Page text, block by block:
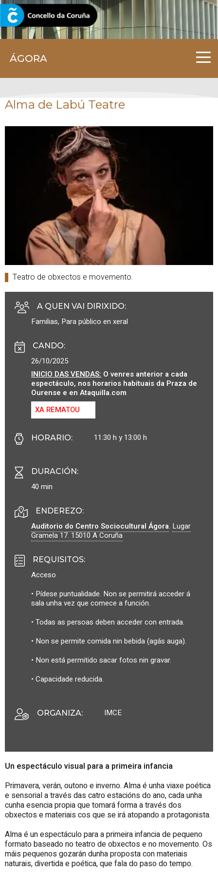
ÁGORA
CORUNA.GAL
Alma de Labú Teatre
Teatro de obxectos e movemento.
A QUEN VAI DIRIXIDO:
Familias, Para público en xeral
CANDO:
26/10/2025
INICIO DAS VENDAS: O venres anterior a cada
espectáculo, nos horarios habituais da Praza de
Ourense e en Ataquilla.com
XA REMATOU
HORARIO: 11:30 h y 13:00 h
DURACIÓN:
40 min
ENDEREZO:
Auditorio do Centro Sociocultural Ágora. Lugar
Gramela 17.15010A Coruña
REQUISITOS:
Acceso
• Pídese puntualidade. Non se permitirá acceder á
sala unha vez que comece a función.
• Todas as persoas deben acceder con entrada.
• Non se permite comida nin bebida (agás auga).
• Non está permitido sacar fotos nin gravar.
• Capacidade reducida.
ORGANIZA: IMCE
Un espectáculo visual para a primeira infancia
Primavera, verán, outono e inverno. Alma é unha viaxe poética
e sensorial a través das catro estacións do ano, cada unha
cunha esencia propia que tomará forma a través dos
obxectos e materiais cos que se irá atopando a protagonista.
Alma é un espectáculo para a primeira infancia de pequeno
formato baseado no teatro de obxectos e no movemento. Os
máis pequenos gozarán dunha proposta con materiais
naturais, divertida e poética, que fala do paso do tempo.